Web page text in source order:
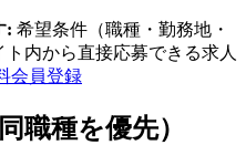
: 希望条件（職種・勤務地・
内から直接応募できる求人
会員登録
職種を優先）